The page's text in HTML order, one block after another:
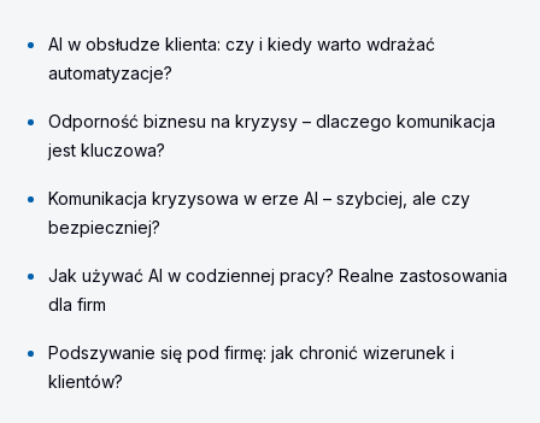
AI w obsłudze klienta: czy i kiedy warto wdrażać
automatyzacje?
Odporność biznesu na kryzysy – dlaczego komunikacja
jest kluczowa?
Komunikacja kryzysowa w erze AI – szybciej, ale czy
bezpieczniej?
Jak używać AI w codziennej pracy? Realne zastosowania
dla firm
Podszywanie się pod firmę: jak chronić wizerunek i
klientów?